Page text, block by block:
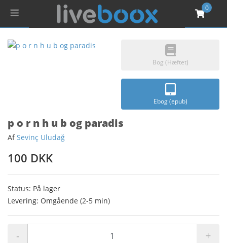
0
Bog (Hæftet)
Ebog (epub)
p o r n h u b og paradis
AfSevinç Uludağ
100 DKK
Status: På lager
Levering: Omgående (2-5 min)
- +